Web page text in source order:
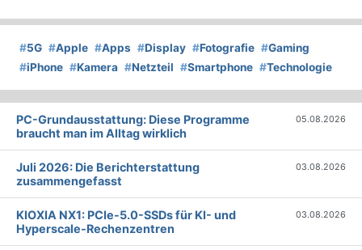
#5G #Apple #Apps #Display #Fotografie #Gaming
#iPhone #Kamera #Netzteil #Smartphone #Technologie
PC-Grundausstattung: Diese Programme
braucht man im Alltag wirklich
05.08.2026
Juli 2026: Die Bericht­erstattung
zusammengefasst
03.08.2026
KIOXIA NX1: PCIe-5.0-SSDs für KI- und
Hyperscale-Rechenzentren
03.08.2026